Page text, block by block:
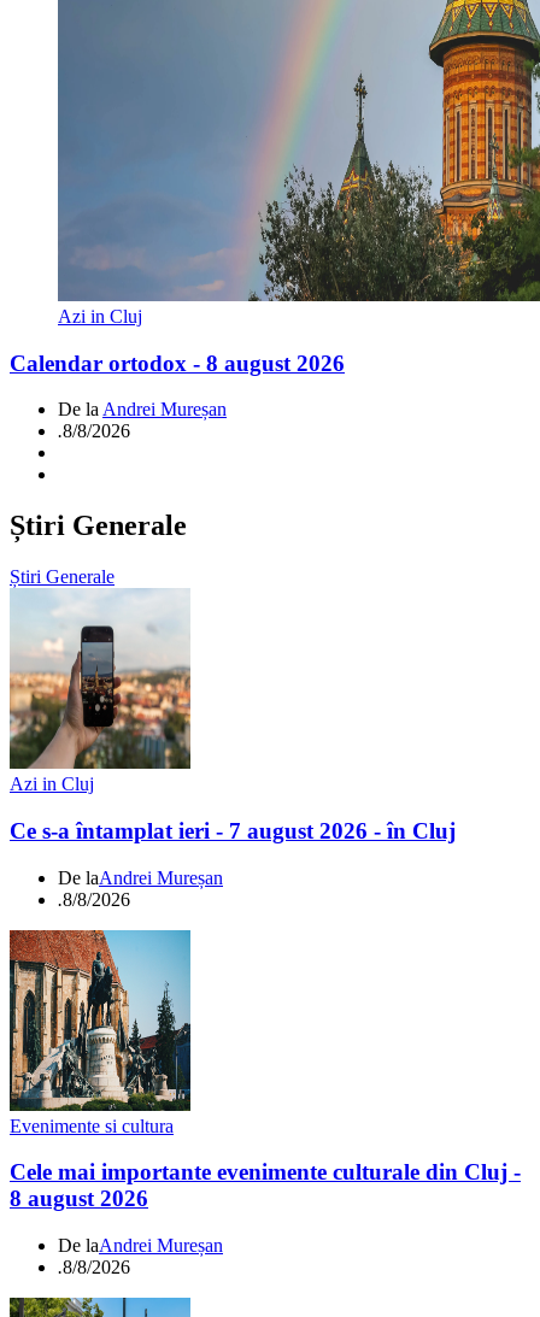
Azi in Cluj
Calendar ortodox - 8 august 2026
De la Andrei Mureșan
.8/8/2026
Știri Generale
Știri Generale
Azi in Cluj
Ce s-a întamplat ieri - 7 august 2026 - în Cluj
De laAndrei Mureșan
.8/8/2026
Evenimente si cultura
Cele mai importante evenimente culturale din Cluj -
8 august 2026
De laAndrei Mureșan
.8/8/2026